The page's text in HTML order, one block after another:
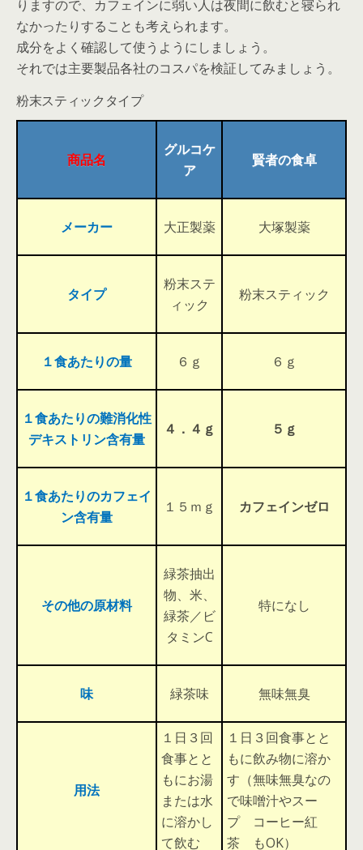
りますので、カフェインに弱い人は夜間に飲むと寝られ
なかったりすることも考えられます。
成分をよく確認して使うようにしましょう。
それでは主要製品各社のコスパを検証してみましょう。
粉末スティックタイプ
商品名
グルコケ
ア
賢者の食卓
メーカー 大正製薬 大塚製薬
タイプ
粉末ステ
ィック
粉末スティック
１食あたりの量 ６ｇ ６ｇ
１食あたりの難消化性
デキストリン含有量
４．４ｇ ５ｇ
１食あたりのカフェイ
ン含有量
１５ｍｇ カフェインゼロ
その他の原材料
緑茶抽出
物、米、
緑茶／ビ
タミンC
特になし
味 緑茶味 無味無臭
用法
１日３回
食事とと
もにお湯
または水
に溶かし
て飲む
１日３回食事とと
もに飲み物に溶か
す（無味無臭なの
で味噌汁やスー
プ コーヒー紅
茶 もOK）